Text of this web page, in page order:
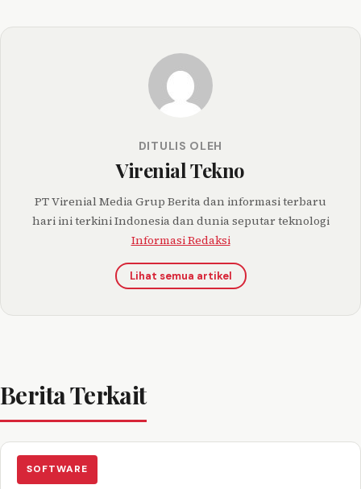
DITULIS OLEH
Virenial Tekno
PT Virenial Media Grup Berita dan informasi terbaru
hari ini terkini Indonesia dan dunia seputar teknologi
Informasi Redaksi
Lihat semua artikel
Berita Terkait
SOFTWARE